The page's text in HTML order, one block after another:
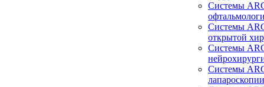
Системы
Системы
открытой
Системы
Системы
лапароскопии